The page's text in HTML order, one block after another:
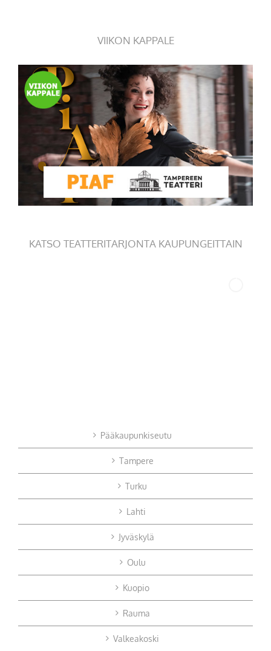
VIIKON KAPPALE
KATSO TEATTERITARJONTA KAUPUNGEITTAIN
Pääkaupunkiseutu
Tampere
Turku
Lahti
Jyväskylä
Oulu
Kuopio
Rauma
Valkeakoski